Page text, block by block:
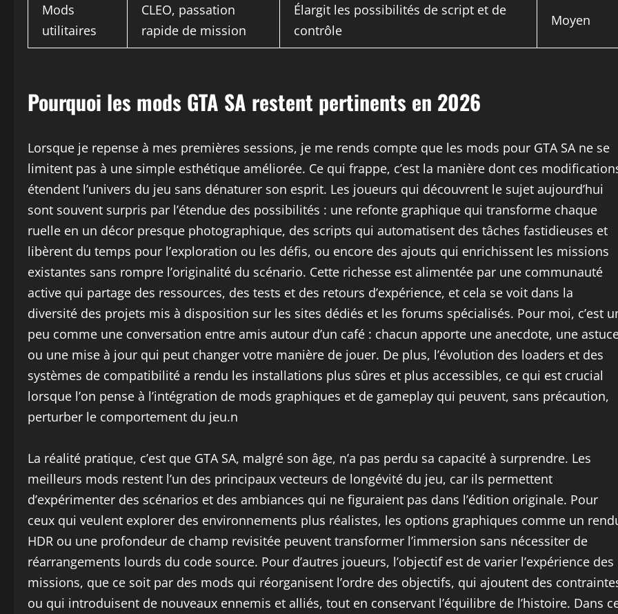
Mods
utilitaires
CLEO, passation
rapide de mission
Élargit les possibilités de script et de
contrôle
Moyen
Pourquoi les mods GTA SA restent pertinents en 2026
Lorsque je repense à mes premières sessions, je me rends compte que les mods pour GTA SA ne se
limitent pas à une simple esthétique améliorée. Ce qui frappe, c’est la manière dont ces
étendent l’univers du jeu sans dénaturer son esprit. Les joueurs qui découvrent le sujet aujourd’hui
sont souvent surpris par l’étendue des possibilités : une refonte graphique qui transforme chaque
ruelle en un décor presque photographique, des scripts qui automatisent des tâches fastidieuses et
libèrent du temps pour l’exploration ou les défis, ou encore des ajouts qui enrichissent les missions
existantes sans rompre l’originalité du scénario. Cette richesse est alimentée par une communauté
active qui partage des ressources, des tests et des retours d’expérience, et cela se voit dans la
diversité des projets mis à disposition sur les sites dédiés et les forums spécialisés. Pour moi, c’est
peu comme une conversation entre amis autour d’un café : chacun apporte une anecdote, une
ou une mise à jour qui peut changer votre manière de jouer. De plus, l’évolution des loaders et des
systèmes de compatibilité a rendu les installations plus sûres et plus accessibles, ce qui est crucial
lorsque l’on pense à l’intégration de mods graphiques et de gameplay qui peuvent, sans précaution,
perturber le comportement du jeu.n
La réalité pratique, c’est que GTA SA, malgré son âge, n’a pas perdu sa capacité à surprendre. Les
meilleurs mods restent l’un des principaux vecteurs de longévité du jeu, car ils permettent
d’expérimenter des scénarios et des ambiances qui ne figuraient pas dans l’édition originale. Pour
ceux qui veulent explorer des environnements plus réalistes, les options graphiques comme un
HDR ou une profondeur de champ revisitée peuvent transformer l’immersion sans nécessiter de
réarrangements lourds du code source. Pour d’autres joueurs, l’objectif est de varier l’expérience des
missions, que ce soit par des mods qui réorganisent l’ordre des objectifs, qui ajoutent des
ou qui introduisent de nouveaux ennemis et alliés, tout en conservant l’équilibre de l’histoire. Dans